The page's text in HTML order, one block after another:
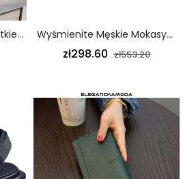
Pusta Okrągła Głowa Płytkie Usta Płaskie Buty Damskie Brązowe Wyśmienite Męskie Mokasyny Biznesowe Casualowe Wygodne Czarne Buty Wizytowe
zł298.60 zł553.20